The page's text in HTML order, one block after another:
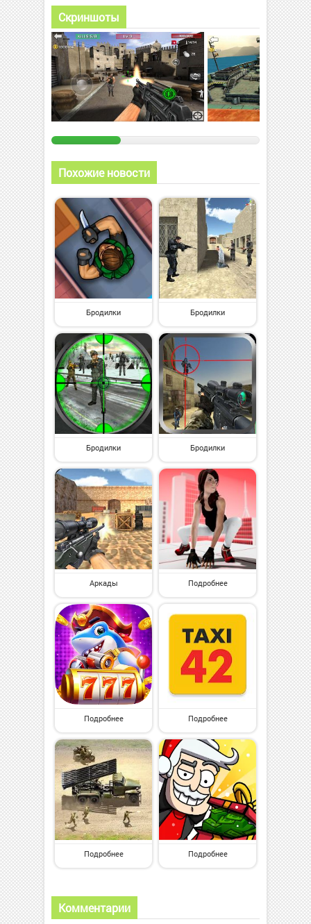
Скриншоты
Похожие новости
Бродилки Бродилки
Бродилки Бродилки
Аркады Подробнее
Подробнее Подробнее
Подробнее Подробнее
Комментарии